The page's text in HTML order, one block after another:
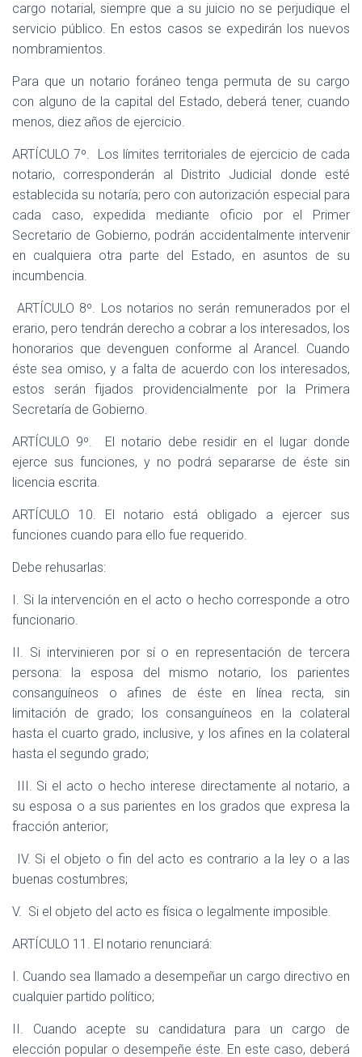
cargo notarial, siempre que a su juicio no se perjudique el
servicio público. En estos casos se expedirán los nuevos
nombramientos.
Para que un notario foráneo tenga permuta de su cargo
con alguno de la capital del Estado, deberá tener, cuando
menos, diez años de ejercicio.
ARTÍCULO 7º.
Los límites territoriales de ejercicio de cada
notario, corresponderán al Distrito Judicial donde esté
establecida su notaría; pero con autorización especial para
cada caso, expedida mediante oficio por el Primer
Secretario de Gobierno, podrán accidentalmente intervenir
en cualquiera otra parte del Estado, en asuntos de su
incumbencia.
ARTÍCULO 8º. Los notarios no serán remunerados por el
erario, pero tendrán derecho a cobrar a los interesados, los
honorarios que devenguen conforme al Arancel. Cuando
éste sea omiso, y a falta de acuerdo con los interesados,
estos serán fijados providencialmente por la Primera
Secretaría de Gobierno.
ARTÍCULO 9º.
El notario debe residir en el lugar donde
ejerce sus funciones, y no podrá separarse de éste sin
licencia escrita.
ARTÍCULO 10. El notario está obligado a ejercer sus
funciones cuando para ello fue requerido.
Debe rehusarlas:
I. Si la intervención en el acto o hecho corresponde a otro
funcionario.
II. Si intervinieren por sí o en representación de tercera
persona: la esposa del mismo notario, los parientes
consanguíneos o afines de éste en línea recta, sin
limitación de grado; los consanguíneos en la colateral
hasta el cuarto grado, inclusive, y los afines en la colateral
hasta el segundo grado;
III. Si el acto o hecho interese directamente al notario, a
su esposa o a sus parientes en los grados que expresa la
fracción anterior;
IV. Si el objeto o fin del acto es contrario a la ley o a las
buenas costumbres;
V. Si el objeto del acto es física o legalmente imposible.
ARTÍCULO 11. El notario renunciará:
I. Cuando sea llamado a desempeñar un cargo directivo en
cualquier partido político;
II. Cuando acepte su candidatura para un cargo de
elección popular o desempeñe éste. En este caso, deberá